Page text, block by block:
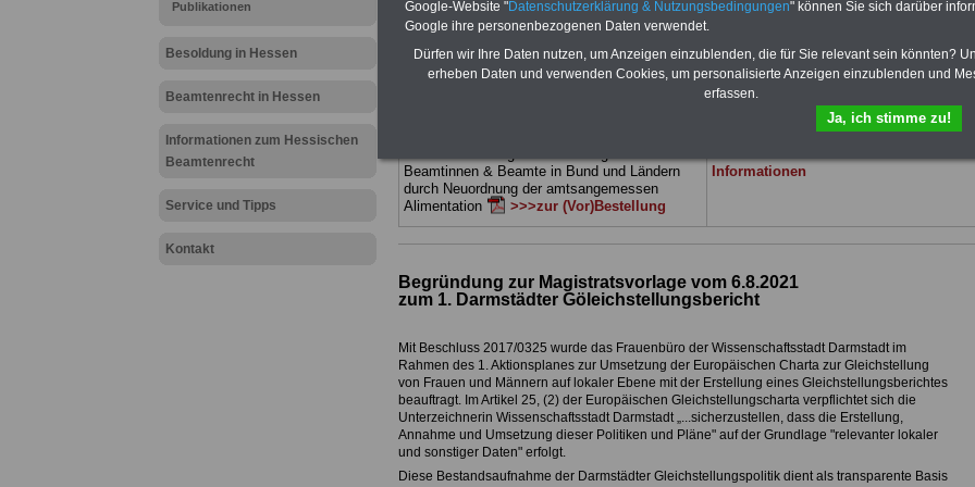
Publikationen
Besoldung in Hessen
Beamtenrecht in Hessen
Informationen zum Hessischen
Beamtenrecht
Service und Tipps
Kontakt
(Bund/Länder) sowie Beihilferecht in Bund und
Ländern. Alle drei Ratgeber sind übersichtlich
Sachverhalte verständlich (auch für
Mitarbeiterinnen und Mitarbeiterdes Landes
Beamtinnen & Beamte in Bund und Ländern
durch Neuordnung der amtsangemessen
Alimentation
>>>zur (Vor)Bestellung
können Sie zehn Bücher als eBook
behandeln Beamtenrecht, Besoldung,
Beamtenversorgung, Rund ums Geld,
Nebentätigkeitsrecht, Frauen im öffentl.
und Berufseinstieg im öffentlichen Dienst.
Man kann die eBooks herunterladen,
Informationen
Begründung zur Magistratsvorlage vom 6.8.2021
zum 1. Darmstädter Göleichstellungsbericht
Mit Beschluss 2017/0325 wurde das Frauenbüro der Wissenschaftsstadt Darmstadt im
Rahmen des 1. Aktionsplanes zur Umsetzung der Europäischen Charta zur Gleichstellung
von Frauen und Männern auf lokaler Ebene mit der Erstellung eines Gleichstellungsberichtes
beauftragt. Im Artikel 25, (2) der Europäischen Gleichstellungscharta verpflichtet sich die
Unterzeichnerin Wissenschaftsstadt Darmstadt „...sicherzustellen, dass die Erstellung,
Annahme und Umsetzung dieser Politiken und Pläne" auf der Grundlage "relevanter lokaler
und sonstiger Daten" erfolgt.
Diese Bestandsaufnahme der Darmstädter Gleichstellungspolitik dient als transparente Basis
Google-Website "Datenschutzerklärung & Nutzungsbedingungen" können Sie sich darüber
Google ihre personenbezogenen Daten verwendet.
Dürfen wir Ihre Daten nutzen, um Anzeigen einzublenden, die für Sie relevant sein könnten?
erheben Daten und verwenden Cookies, um personalisierte Anzeigen einzublenden und
erfassen.
Ja, ich stimme zu!